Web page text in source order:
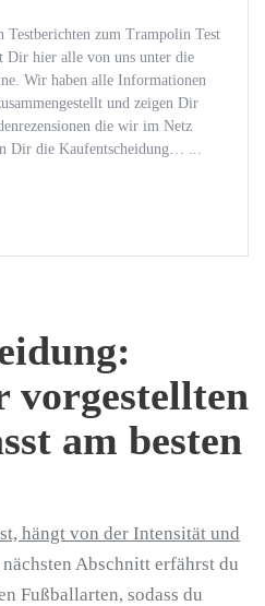
zum Trampolin Test
Dir hier alle von uns unter die
Wir haben alle Informationen
und zeigen Dir
die wir im Netz
Dir die Kaufentscheidung… ...
vorgestellten
am besten
hängt von der Intensität und
Abschnitt erfährst du
Fußballarten, sodass du